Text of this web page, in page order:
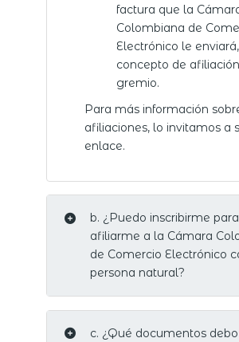
factura que la
Colombiana de
Electrónico le
concepto de
gremio.
Para más información
afiliaciones, lo invitamos a
enlace.
b. ¿Puedo inscribirme
afiliarme a la Cámara
de Comercio Electrónico
persona natural?
c. ¿Qué documentos debo